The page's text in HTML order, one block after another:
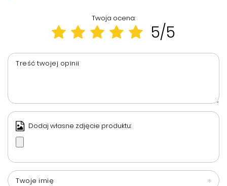
Twoja ocena:
5/5
Treść twojej opinii
Dodaj własne zdjęcie produktu:
Twoje imię